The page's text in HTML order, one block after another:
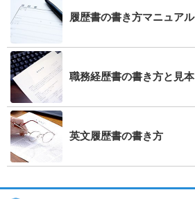
履歴書の書き方マニュアル
職務経歴書の書き方と見本
英文履歴書の書き方